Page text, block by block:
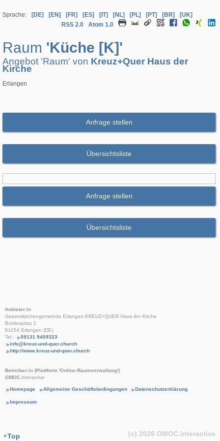
Sprache: [DE] [EN] [FR] [ES] [IT] [NL] [PL] [PT] [BR]
[UK]
RSS 2.0
Atom 1.0
Raum 'Küche [K]'
Angebot 'Raum' von Kreuz+Quer Haus der
Kirche
Erlangen
Anfrage stellen
Übersichtsliste
Anfrage stellen
Übersichtsliste
Anbieter:in
Gesamtkirchengemeinde Erlangen KREUZ+QUER Haus der Kirche
Bohlenplatz 1
91054 Erlangen (DE)
Tel.:
09131 9409323
info@kreuz-und-quer.church
http://www.kreuz-und-quer.church
Betreiber:in (Plattform 'Online-Raumverwaltung')
OMOC.interactive
Homepage Allgemeine Geschäftsbedingungen Datenschutzerklärung
Impressum
Top (c) 2026 OMOC.interactive